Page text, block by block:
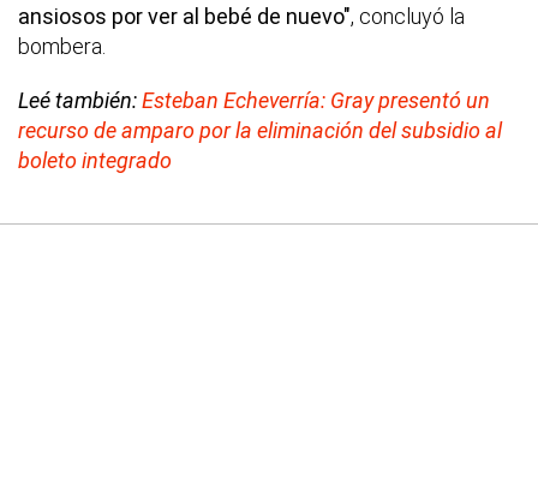
ansiosos por ver al bebé de nuevo", concluyó la
bombera.
Leé también:Esteban Echeverría: Gray presentó un
recurso de amparo por la eliminación del subsidio al
boleto integrado